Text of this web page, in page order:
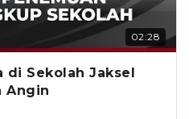
02:28
di Sekolah Jaksel
Angin